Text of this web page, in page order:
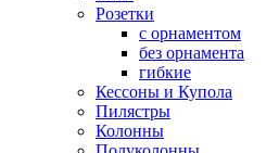
Розетки
с орнаментом
без орнамента
гибкие
Кессоны и Купола
Пилястры
Колонны